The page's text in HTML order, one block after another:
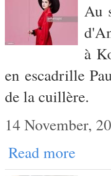
Au
à
en escadrille
de la cuillère.
14 November,
Read more